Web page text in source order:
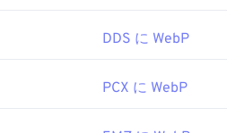
DDS に WebP
PCX に WebP